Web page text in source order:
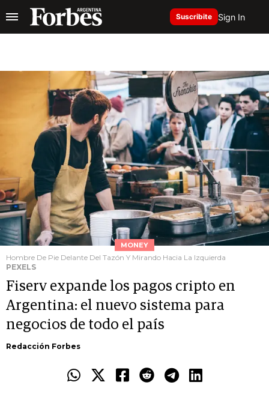
Suscribite Sign In
MONEY
Hombre De Pie Delante Del Tazón Y Mirando Hacia La Izquierda
PEXELS
Fiserv expande los pagos cripto en
Argentina: el nuevo sistema para
negocios de todo el país
Redacción Forbes